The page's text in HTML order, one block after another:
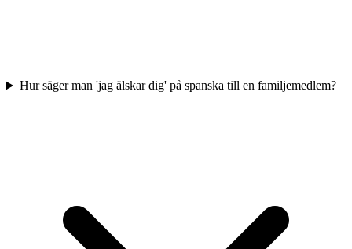
Hur säger man 'jag älskar dig' på spanska till en familjemedlem?